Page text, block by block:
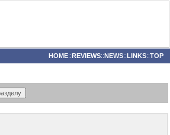
HOME::REVIEWS::NEWS::LINKS::TOP